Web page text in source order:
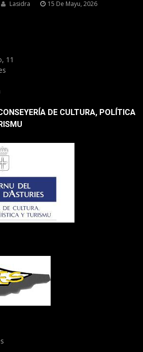
Lasidra 15 De Mayu, 2026
11
DE CULTURA, POLÍTICA